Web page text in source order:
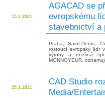
15.2.2021
AGACAD se
evropskému
stavebnictví a
Praha, Saint-Denis,
rostoucí evropský lídr
výroby a dceřiná
MONNOYEUR,
25.1.2021
CAD Studio
Media/